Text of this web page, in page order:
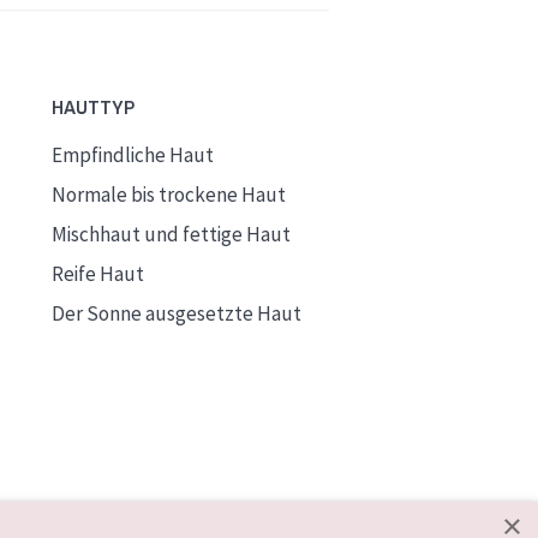
HAUTTYP
Empfindliche Haut
Normale bis trockene Haut
Mischhaut und fettige Haut
Reife Haut
Der Sonne ausgesetzte Haut
×